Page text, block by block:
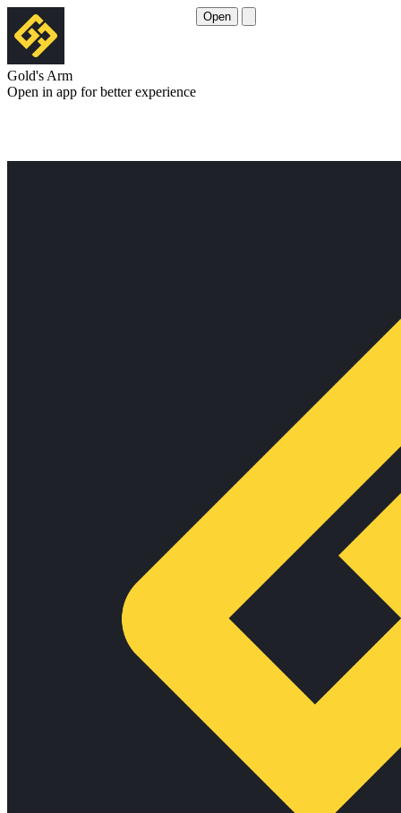
Gold's Arm
Open in app for better experience
Open